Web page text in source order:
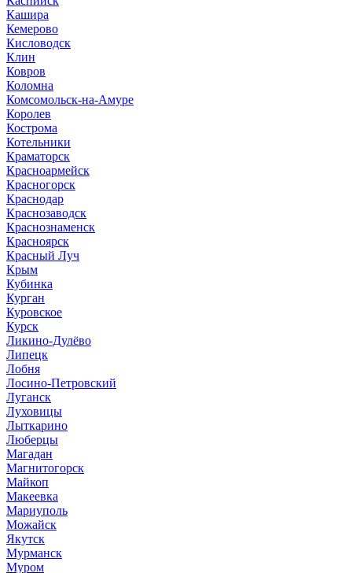
Кашира
Кемерово
Кисловодск
Клин
Ковров
Коломна
Комсомольск-на-Амуре
Королев
Кострома
Котельники
Краматорск
Красноармейск
Красногорск
Краснодар
Краснозаводск
Краснознаменск
Красноярск
Красный Луч
Крым
Кубинка
Курган
Куровское
Курск
Ликино-Дулёво
Липецк
Лобня
Лосино-Петровский
Луганск
Луховицы
Лыткарино
Люберцы
Магадан
Магнитогорск
Майкоп
Макеевка
Мариуполь
Можайск
Якутск
Мурманск
Муром